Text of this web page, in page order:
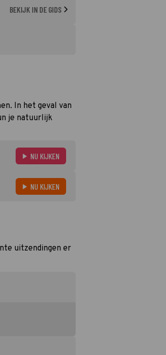
BEKIJK IN DE GIDS
In het geval van
je natuurlijk
NU KIJKEN
NU KIJKEN
uitzendingen er